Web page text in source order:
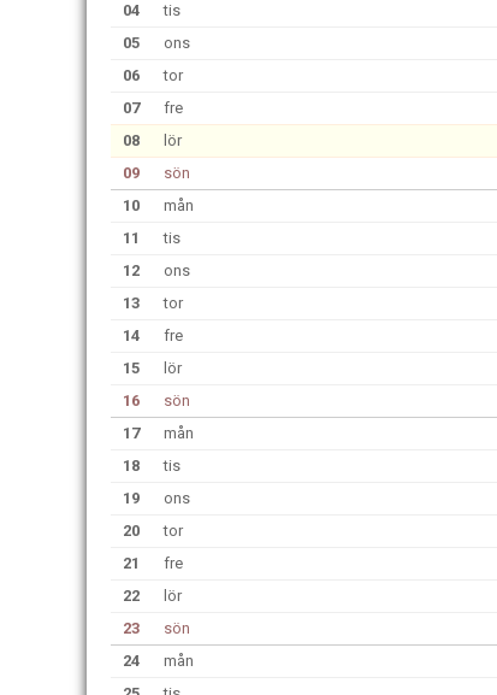
04
tis
05
ons
06
tor
07
fre
08
lör
09
sön
10
mån
11
tis
12
ons
13
tor
14
fre
15
lör
16
sön
17
mån
18
tis
19
ons
20
tor
21
fre
22
lör
23
sön
24
mån